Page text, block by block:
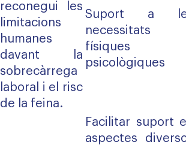
reconegui les
limitacions
humanes
davant la
sobrecàrrega
laboral i el risc
de la feina.
Suport a
necessitats
físiques
psicològiques
Facilitar suport
aspectes